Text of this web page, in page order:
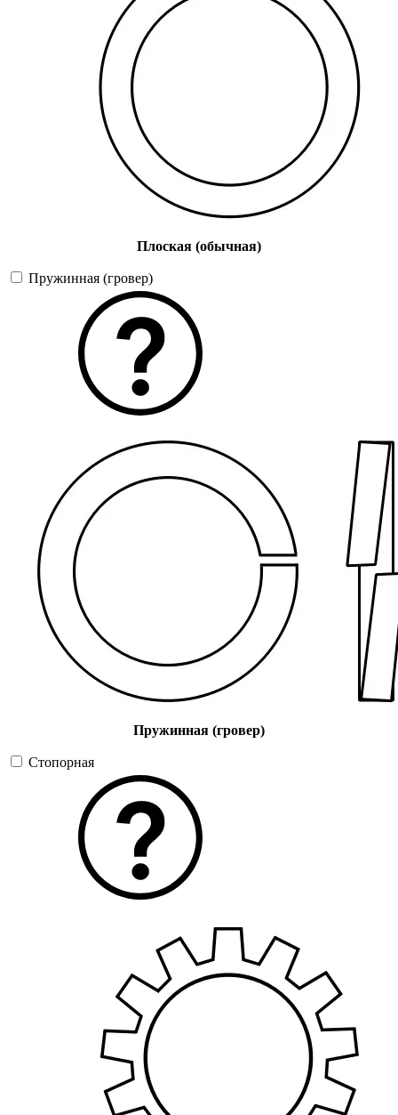
Плоская (обычная)
Пружинная (гровер)
Пружинная (гровер)
Стопорная